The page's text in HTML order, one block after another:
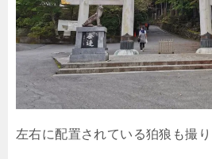
左右に配置されている狛狼も撮り